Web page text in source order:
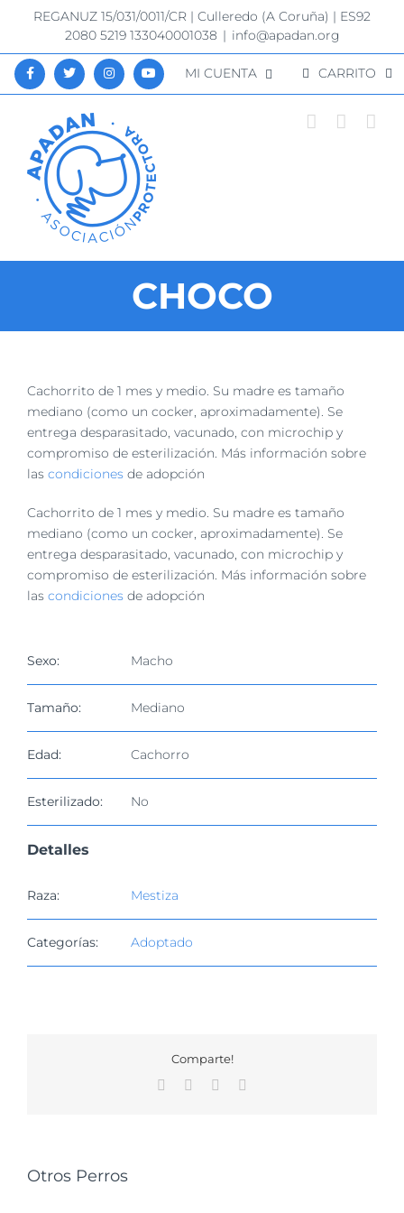
Saltar
contenido
REGANUZ 15/031/0011/CR | Culleredo (A Coruña) | ES92
2080 5219 133040001038 | info@apadan.org
MI CUENTA CARRITO
CHOCO
Ver
imagen
más
grande
Cachorrito de 1 mes y medio. Su madre es tamaño
mediano (como un cocker, aproximadamente). Se
entrega desparasitado, vacunado, con microchip y
compromiso de esterilización. Más información sobre
las condiciones de adopción
Cachorrito de 1 mes y medio. Su madre es tamaño
mediano (como un cocker, aproximadamente). Se
entrega desparasitado, vacunado, con microchip y
compromiso de esterilización. Más información sobre
las condiciones de adopción
Sexo: Macho
Tamaño: Mediano
Edad: Cachorro
Esterilizado: No
Detalles
Raza: Mestiza
Categorías: Adoptado
Comparte!
Facebook WhatsApp
Otros Perros